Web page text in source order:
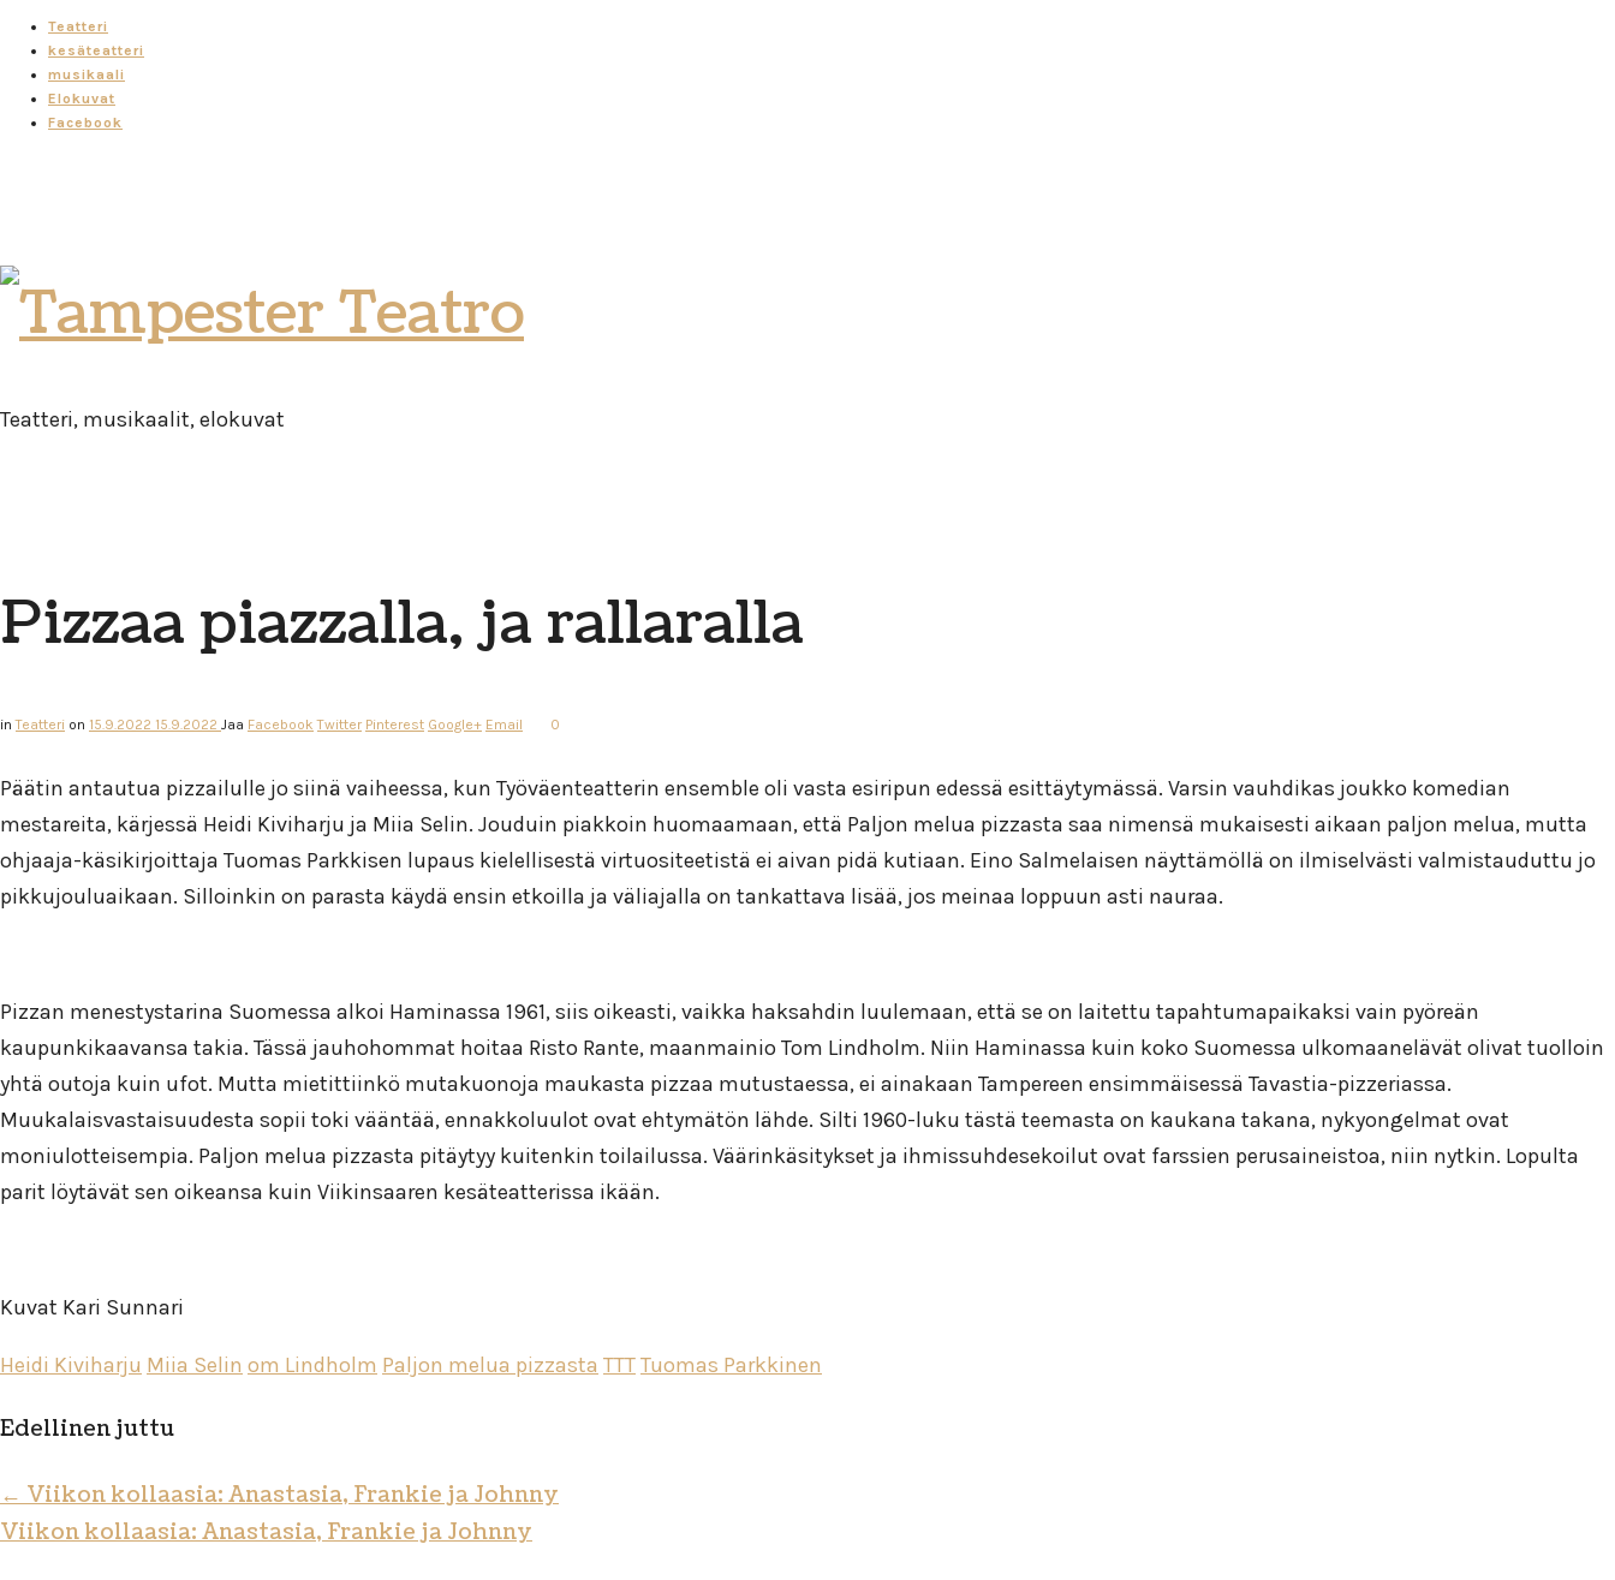
Teatteri
kesäteatteri
musikaali
Elokuvat
Facebook
Tampester
Teatro
Teatteri, musikaalit, elokuvat
Pizzaa piazzalla, ja rallaralla
inTeatteri on 15.9.2022 15.9.2022 Jaa Facebook Twitter Pinterest Google+ Email 0
Päätin antautua pizzailulle jo siinä vaiheessa, kun Työväenteatterin ensemble oli vasta esiripun edessä esittäytymässä. Varsin vauhdikas joukko komedian
mestareita, kärjessä Heidi Kiviharju ja Miia Selin. Jouduin piakkoin huomaamaan, että Paljon melua pizzasta saa nimensä mukaisesti aikaan paljon melua, mutta
ohjaaja-käsikirjoittaja Tuomas Parkkisen lupaus kielellisestä virtuositeetistä ei aivan pidä kutiaan. Eino Salmelaisen näyttämöllä on ilmiselvästi valmistauduttu jo
pikkujouluaikaan. Silloinkin on parasta käydä ensin etkoilla ja väliajalla on tankattava lisää, jos meinaa loppuun asti nauraa.
Pizzan menestystarina Suomessa alkoi Haminassa 1961, siis oikeasti, vaikka haksahdin luulemaan, että se on laitettu tapahtumapaikaksi vain pyöreän
kaupunkikaavansa takia. Tässä jauhohommat hoitaa Risto Rante, maanmainio Tom Lindholm. Niin Haminassa kuin koko Suomessa ulkomaanelävät olivat tuolloin
yhtä outoja kuin ufot. Mutta mietittiinkö mutakuonoja maukasta pizzaa mutustaessa, ei ainakaan Tampereen ensimmäisessä Tavastia-pizzeriassa.
Muukalaisvastaisuudesta sopii toki vääntää, ennakkoluulot ovat ehtymätön lähde. Silti 1960-luku tästä teemasta on kaukana takana, nykyongelmat ovat
moniulotteisempia. Paljon melua pizzasta pitäytyy kuitenkin toilailussa. Väärinkäsitykset ja ihmissuhdesekoilut ovat farssien perusaineistoa, niin nytkin. Lopulta
parit löytävät sen oikeansa kuin Viikinsaaren kesäteatterissa ikään.
Kuvat Kari Sunnari
Heidi Kiviharju Miia Selin om Lindholm Paljon melua pizzasta TTTTuomas Parkkinen
Edellinen juttu
← Viikon kollaasia: Anastasia, Frankie ja Johnny
Viikon kollaasia: Anastasia, Frankie ja Johnny